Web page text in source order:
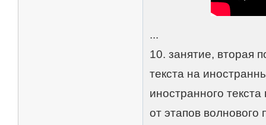
...
10. занятие, вторая
текста на
иностранного
от этапов